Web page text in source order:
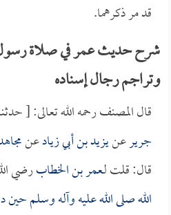
قد مر ذكرهما.
شرح حديث عمر في صلاة رسول
وتراجم رجال إسناده
قال المصنف رحمه الله تعالى: [
جريرعنيزيد بن أبي زيادعن
قال: قلت لـعمر بن الخطابرضي
الله صلى الله عليه وآله وسلم